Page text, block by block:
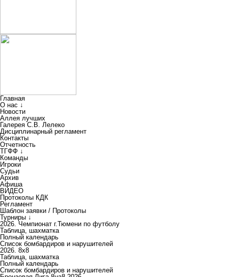
Главная
О нас ↓
Новости
Аллея лучших
Галерея С.В. Лелеко
Дисциплинарный регламент
Контакты
Отчетность
ТГФФ ↓
Команды
Игроки
Судьи
Архив
Афиша
ВИДЕО
Протоколы КДК
Регламент
Шаблон заявки / Протоколы
Турниры ↓
2026. Чемпионат г.Тюмени по футболу
Таблица, шахматка
Полный календарь
Список бомбардиров и нарушителей
2026. 8х8
Таблица, шахматка
Полный календарь
Список бомбардиров и нарушителей